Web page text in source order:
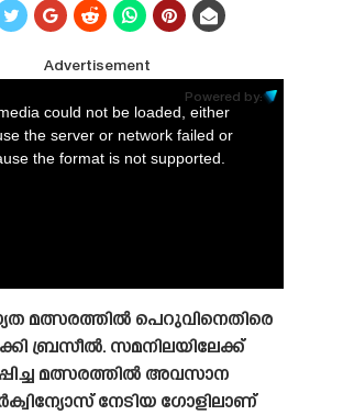
Advertisement
Powered by:
could not be loaded, either
the server or network failed or
the format is not supported.
മത്സരത്തിൽ പെറുവിനെതിരെ
ബ്രസീൽ. സമനിലയിലേക്ക്
മത്സരത്തിൽ അവസാന
നേടിയ ഗോളിലാണ്